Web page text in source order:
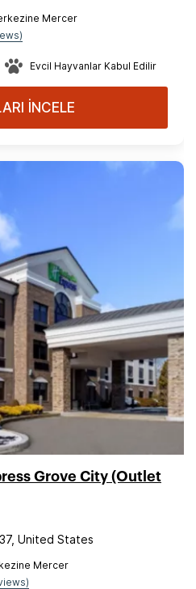
Mercer
Evcil Hayvanlar Kabul Edilir
İNCELE
Grove City (Outlet
United States
Mercer